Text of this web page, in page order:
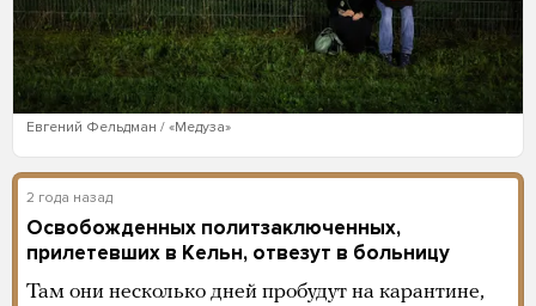
Евгений Фельдман / «Медуза»
2 года назад
Освобожденных политзаключенных,
прилетевших в Кельн, отвезут в больницу
Там они несколько дней пробудут на карантине,